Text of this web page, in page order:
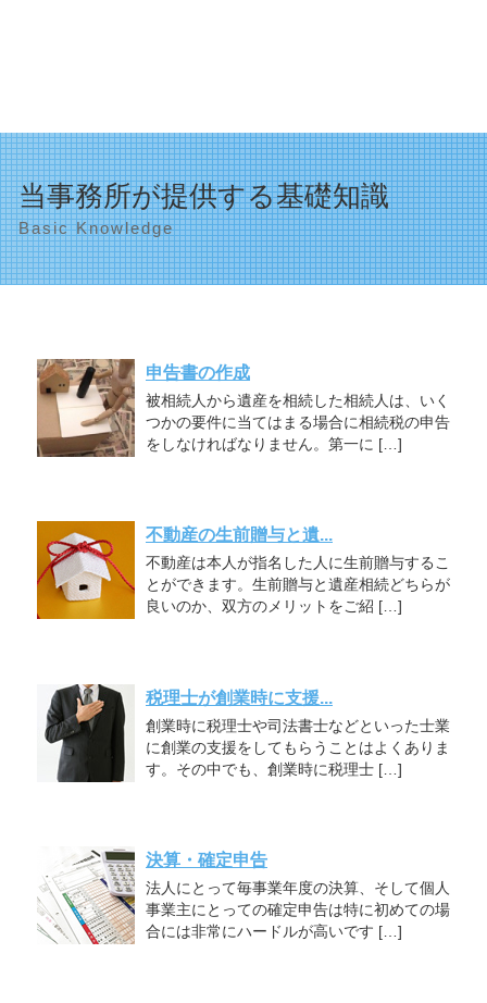
当事務所が提供する基礎知識
Basic Knowledge
申告書の作成
被相続人から遺産を相続した相続人は、いく
つかの要件に当てはまる場合に相続税の申告
をしなければなりません。第一に […]
不動産の生前贈与と遺...
不動産は本人が指名した人に生前贈与するこ
とができます。生前贈与と遺産相続どちらが
良いのか、双方のメリットをご紹 […]
税理士が創業時に支援...
創業時に税理士や司法書士などといった士業
に創業の支援をしてもらうことはよくありま
す。その中でも、創業時に税理士 […]
決算・確定申告
法人にとって毎事業年度の決算、そして個人
事業主にとっての確定申告は特に初めての場
合には非常にハードルが高いです […]